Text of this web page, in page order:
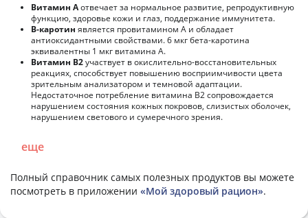
Витамин Аотвечает за нормальное развитие, репродуктивную
функцию, здоровье кожи и глаз, поддержание иммунитета.
В-каротин является провитамином А и обладает
антиоксидантными свойствами. 6 мкг бета-каротина
эквивалентны 1 мкг витамина А.
Витамин В2участвует в окислительно-восстановительных
реакциях, способствует повышению восприимчивости цвета
зрительным анализатором и темновой адаптации.
Недостаточное потребление витамина В2 сопровождается
нарушением состояния кожных покровов, слизистых оболочек,
нарушением светового и сумеречного зрения.
еще
Полный справочник самых полезных продуктов вы можете
посмотреть в приложении «Мой здоровый рацион».